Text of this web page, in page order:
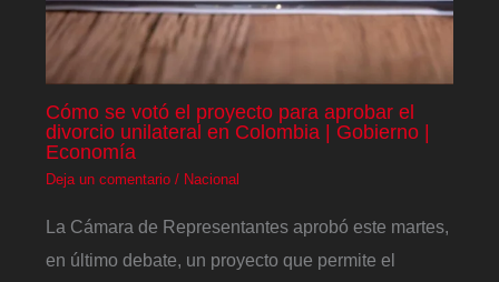
Cómo se votó el proyecto para aprobar el
divorcio unilateral en Colombia | Gobierno |
Economía
Deja un comentario / Nacional
La Cámara de Representantes aprobó este martes,
en último debate, un proyecto que permite el